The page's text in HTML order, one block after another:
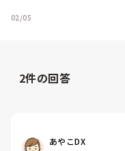
02/05
2件の回答
あやこDX